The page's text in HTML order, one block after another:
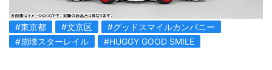
#東京都 #文京区
#グッドスマイルカンパニー
#崩壊スターレイル
#HUGGY GOOD SMILE